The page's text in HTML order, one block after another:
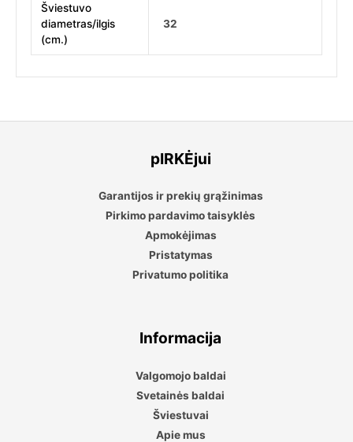
Šviestuvo
diametras/ilgis
(cm.)
32
pIRKĖjui
Garantijos ir prekių grąžinimas
Pirkimo pardavimo taisyklės
Apmokėjimas
Pristatymas
Privatumo politika
Informacija
Valgomojo baldai
Svetainės baldai
Šviestuvai
Apie mus